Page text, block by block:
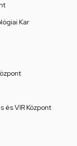
Kar
és VIR Központ